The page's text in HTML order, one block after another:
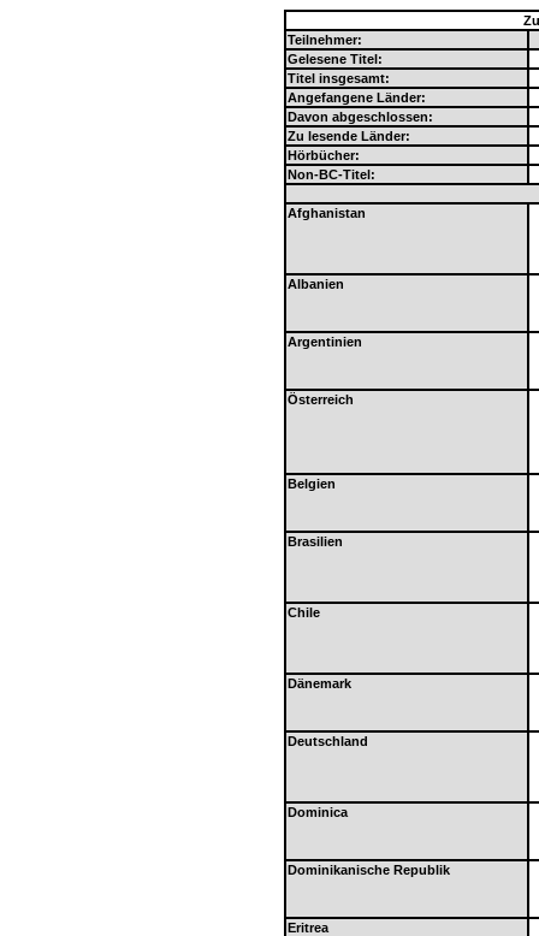
Teilnehmer:
Gelesene Titel:
Titel insgesamt:
Angefangene Länder:
Davon abgeschlossen:
Zu lesende Länder:
Hörbücher:
Non-BC-Titel:
Afghanistan
Albanien
Argentinien
Österreich
Belgien
Brasilien
Chile
Dänemark
Deutschland
Dominica
Dominikanische Republik
Eritrea